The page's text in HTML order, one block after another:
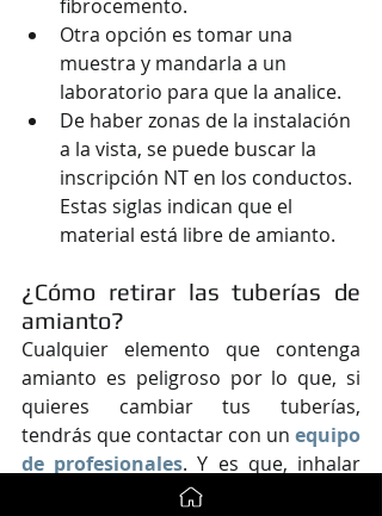
fibrocemento.
Otra opción es tomar una
muestra y mandarla a un
laboratorio para que la analice.
De haber zonas de la instalación
a la vista, se puede buscar la
inscripción NT en los conductos.
Estas siglas indican que el
material está libre de amianto.
¿Cómo retirar las tuberías de
amianto?
Cualquier elemento que contenga
amianto es peligroso por lo que, si
quieres cambiar tus tuberías,
tendrás que contactar con un equipo
de profesionales. Y es que, inhalar
fibra de amianto podría ser